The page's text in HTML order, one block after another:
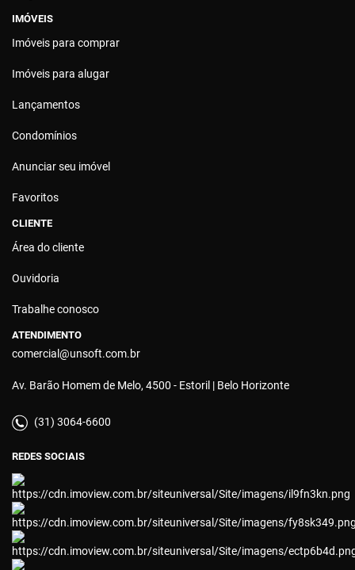
IMÓVEIS
Imóveis para comprar
Imóveis para alugar
Lançamentos
Condomínios
Anunciar seu imóvel
Favoritos
CLIENTE
Área do cliente
Ouvidoria
Trabalhe conosco
ATENDIMENTO
comercial@unsoft.com.br
Av. Barão Homem de Melo, 4500 - Estoril | Belo Horizonte
(31) 3064-6600
REDES SOCIAIS